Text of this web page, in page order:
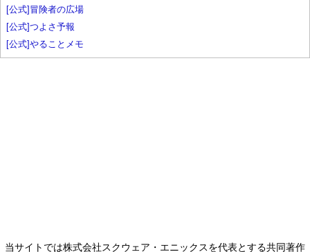
[公式]冒険者の広場
[公式]つよさ予報
[公式]やることメモ
当サイトでは株式会社スクウェア・エニックスを代表とする共同著作